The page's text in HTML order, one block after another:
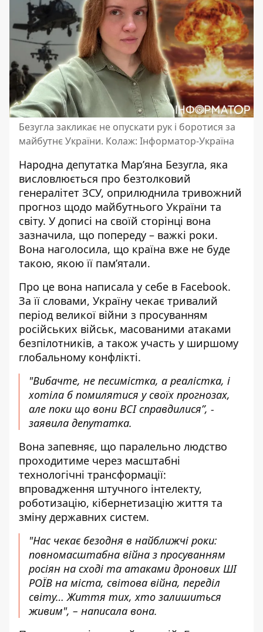
Безугла закликає не опускати рук і боротися за
майбутнє України. Колаж: Інформатор-Україна
Народна депутатка Мар’яна Безугла, яка
висловлюється про безтолковий
генералітет ЗСУ, оприлюднила тривожний
прогноз щодо майбутнього України та
світу. У дописі на своїй сторінці вона
зазначила, що попереду – важкі роки.
Вона наголосила, що країна вже не буде
такою, якою її пам’ятали.
Про це вона написала у себе в Facebook.
За її словами, Україну чекає тривалий
період великої війни з просуванням
російських військ, масованими атаками
безпілотників, а також участь у ширшому
глобальному конфлікті.
"Вибачте, не песимістка, а реалістка, і
хотіла б помилятися у своїх прогнозах,
але поки що вони ВСІ справдилися”, -
заявила депутатка.
Вона запевняє, що паралельно людство
проходитиме через масштабні
технологічні трансформації:
впровадження штучного інтелекту,
роботизацію, кібернетизацію життя та
зміну державних систем.
"Нас чекає безодня в найближчі роки:
повномасштабна війна з просуванням
росіян на сході та атаками дронових ШІ
РОЇВ на міста, світова війна, переділ
світу… Життя тих, хто залишиться
живим", – написала вона.